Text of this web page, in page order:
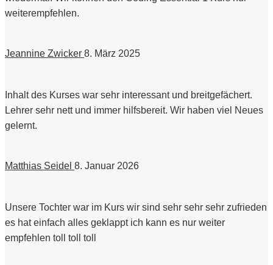
weiterempfehlen.
Jeannine Zwicker 8. März 2025
Inhalt des Kurses war sehr interessant und breitgefächert.
Lehrer sehr nett und immer hilfsbereit. Wir haben viel Neues
gelernt.
Matthias Seidel 8. Januar 2026
Unsere Tochter war im Kurs wir sind sehr sehr sehr zufrieden
es hat einfach alles geklappt ich kann es nur weiter
empfehlen toll toll toll